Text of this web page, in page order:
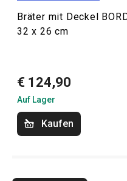
Bräter mit Deckel
32 x 26 cm
€ 124,90
Auf Lager
Kaufen